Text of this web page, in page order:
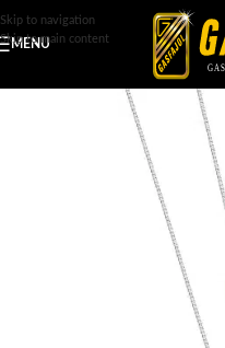
Skip to navigation
Skip to main content
MENU